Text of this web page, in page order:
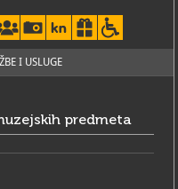
državnim
Muzej je zatvoren za
I USLUGE
predmeta